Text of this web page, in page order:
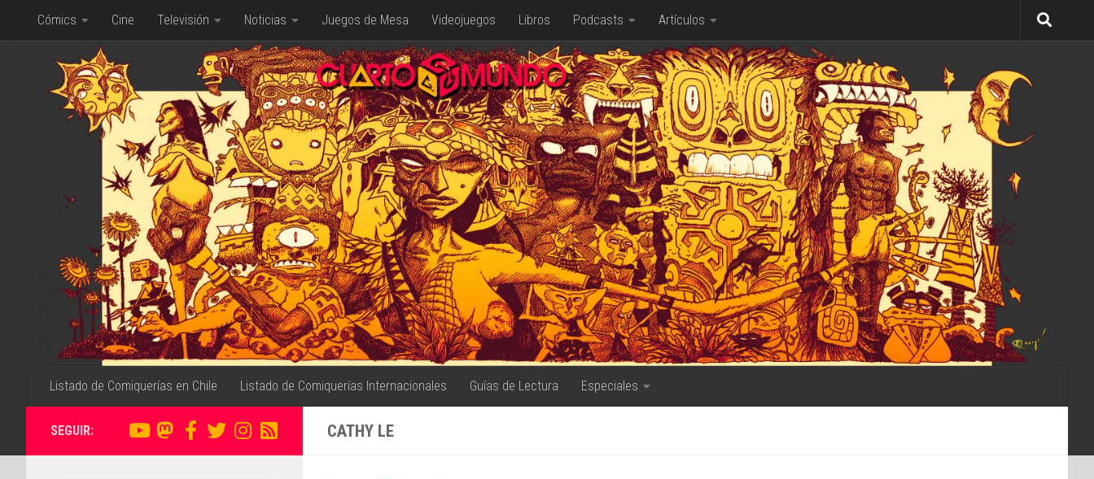
Saltar al contenido
Cómics Cine Televisión Noticias Juegos de Mesa Videojuegos Libros Podcasts Artículos
Listado de Comiquerías en Chile Listado de Comiquerías Internacionales Guías de Lectura Especiales
CATHY LE
SEGUIR: